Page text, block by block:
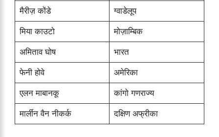
मैरीज़ कोंडे ग्वाडेलूप
मिया काउटो मोज़ाम्बिक
अमिताव घोष भारत
फेनी होवे अमेरिका
एलन माबानकू कांगो गणराज्य
मार्लीन वैन नीकर्क दक्षिण अफ्रीका